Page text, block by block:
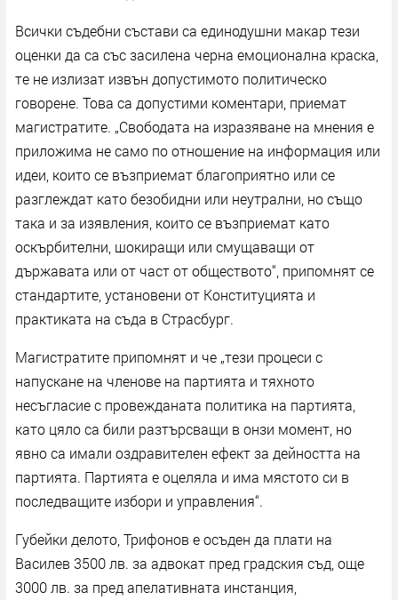
Всички съдебни състави са единодушни макар тези
оценки да са със засилена черна емоционална краска,
те не излизат извън допустимото политическо
говорене. Това са допустими коментари, приемат
магистратите. „Свободата на изразяване на мнения е
приложима не само по отношение на информация или
идеи, които се възприемат благоприятно или се
разглеждат като безобидни или неутрални, но също
така и за изявления, които се възприемат като
оскърбителни, шокиращи или смущаващи от
държавата или от част от обществото“, припомнят се
стандартите, установени от Конституцията и
практиката на съда в Страсбург.
Магистратите припомнят и че „тези процеси с
напускане на членове на партията и тяхното
несъгласие с провежданата политика на партията,
като цяло са били разтърсващи в онзи момент, но
явно са имали оздравителен ефект за дейността на
партията. Партията е оцеляла и има мястото си в
последващите избори и управления“.
Губейки делото, Трифонов е осъден да плати на
Василев 3500 лв. за адвокат пред градския съд, още
3000 лв. за пред апелативната инстанция,